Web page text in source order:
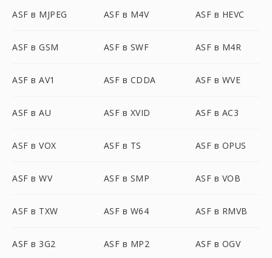
ASF в MJPEG ASF в M4V ASF в HEVC
ASF в GSM ASF в SWF ASF в M4R
ASF в AV1 ASF в CDDA ASF в WVE
ASF в AU ASF в XVID ASF в AC3
ASF в VOX ASF в TS ASF в OPUS
ASF в WV ASF в SMP ASF в VOB
ASF в TXW ASF в W64 ASF в RMVB
ASF в 3G2 ASF в MP2 ASF в OGV